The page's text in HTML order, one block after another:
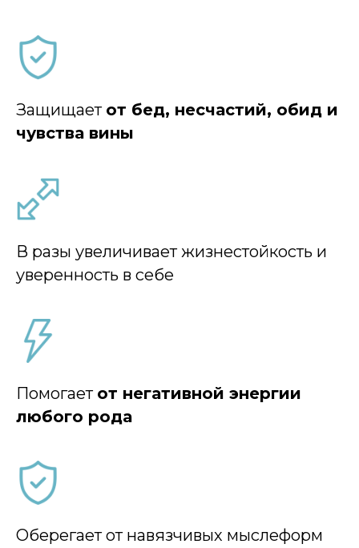
Защищает от бед, несчастий, обид и
чувства вины
В разы увеличивает жизнестойкость и
уверенность в себе
Помогает от негативной энергии
любого рода
Оберегает от навязчивых мыслеформ